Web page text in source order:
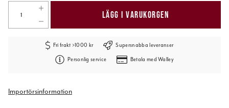
LÄGG I VARUKORGEN
Fri frakt >1000 kr Supersnabba leveranser
Personlig service Betala med Walley
Importörsinformation